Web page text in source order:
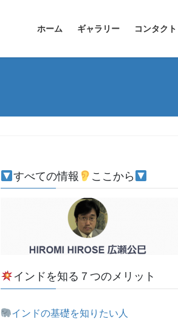
ホーム ギャラリー コンタクト
すべての情報 ここから
インドを知る７つのメリット
インドの基礎を知りたい人